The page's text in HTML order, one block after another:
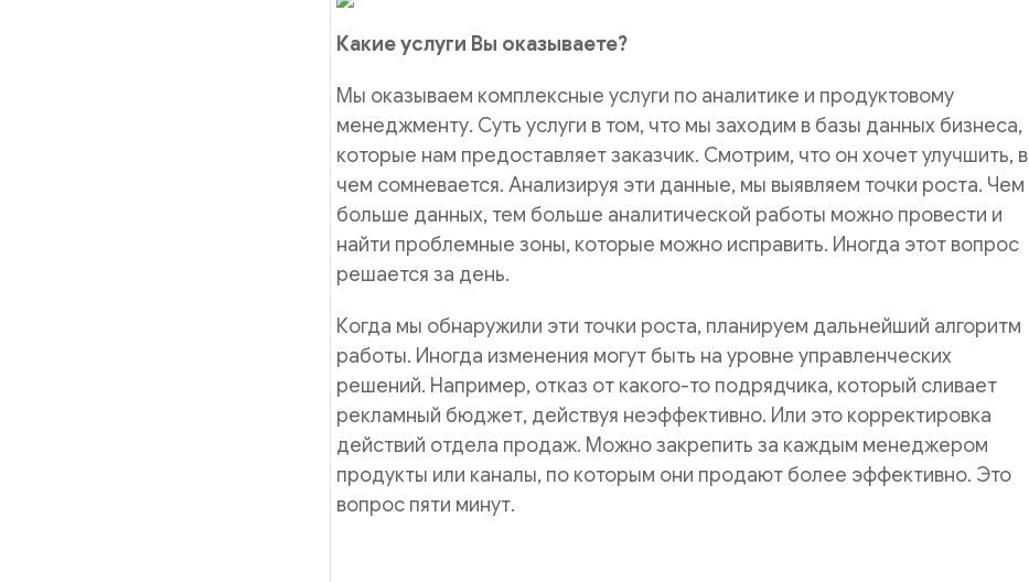
Какие услуги Вы оказываете?
Мы оказываем комплексные услуги по аналитике и продуктовому
менеджменту. Суть услуги в том, что мы заходим в базы данных бизнеса,
которые нам предоставляет заказчик. Смотрим, что он хочет улучшить, в
чем сомневается. Анализируя эти данные, мы выявляем точки роста. Чем
больше данных, тем больше аналитической работы можно провести и
найти проблемные зоны, которые можно исправить. Иногда этот вопрос
решается за день.
Когда мы обнаружили эти точки роста, планируем дальнейший алгоритм
работы. Иногда изменения могут быть на уровне управленческих
решений. Например, отказ от какого-то подрядчика, который сливает
рекламный бюджет, действуя неэффективно. Или это корректировка
действий отдела продаж. Можно закрепить за каждым менеджером
продукты или каналы, по которым они продают более эффективно. Это
вопрос пяти минут.